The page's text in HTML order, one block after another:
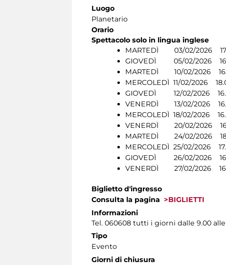
Luogo
Planetario
Orario
Spettacolo solo in lingua inglese
MARTEDÌ 03/02/2026
GIOVEDÌ 05/02/2026
MARTEDÌ 10/02/2026
MERCOLEDÌ 11/02/2026
GIOVEDÌ 12/02/2026
VENERDÌ 13/02/2026
MERCOLEDÌ 18/02/2026
VENERDÌ 20/02/2026
MARTEDÌ 24/02/2026
MERCOLEDÌ 25/02/2026
GIOVEDÌ 26/02/2026
VENERDÌ 27/02/2026
Biglietto d'ingresso
Consulta la pagina >BIGLIETTI
Informazioni
Tel. 060608 tutti i giorni dalle 9.00 alle
Tipo
Evento
Giorni di chiusura